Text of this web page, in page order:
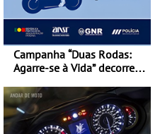
Campanha “Duas Rodas:
Agarre-se à Vida” decorre